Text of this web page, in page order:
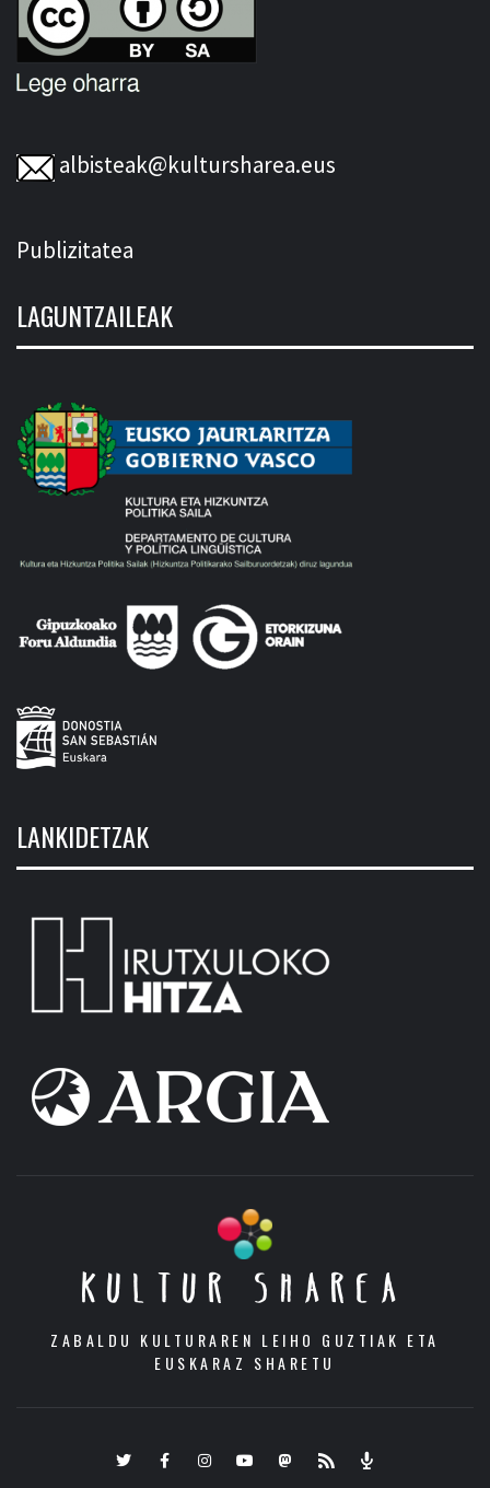
albisteak@kultursharea.eus
Publizitatea
LAGUNTZAILEAK
LANKIDETZAK
KULTUR SHAREA
ZABALDU KULTURAREN LEIHO GUZTIAK ETA
EUSKARAZ SHARETU
TwitterFacebookInstagramYoutubeMastodon.eus
RSS Podcast